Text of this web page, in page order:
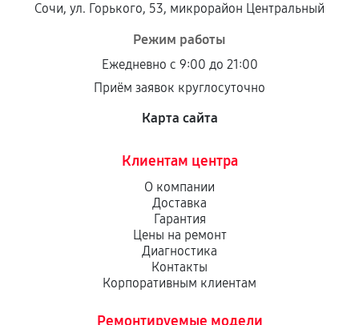
Сочи, ул. Горького, 53, микрорайон Центральный
Режим работы
Ежедневно с 9:00 до 21:00
Приём заявок круглосуточно
Карта сайта
Клиентам центра
О компании
Доставка
Гарантия
Цены на ремонт
Диагностика
Контакты
Корпоративным клиентам
Ремонтируемые модели